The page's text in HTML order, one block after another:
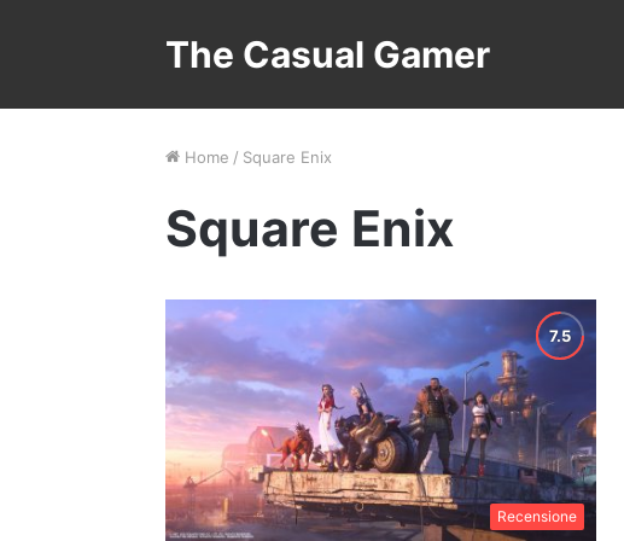
The Casual Gamer
Home / Square Enix
Square Enix
Recensione